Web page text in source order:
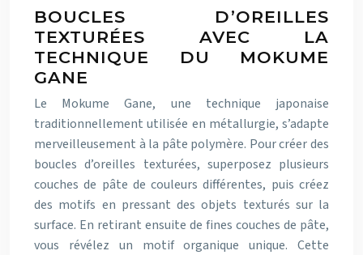
BOUCLES D’OREILLES
TEXTURÉES AVEC LA
TECHNIQUE DU MOKUME
GANE
Le Mokume Gane, une technique japonaise
traditionnellement utilisée en métallurgie, s’adapte
merveilleusement à la pâte polymère. Pour créer des
boucles d’oreilles texturées, superposez plusieurs
couches de pâte de couleurs différentes, puis créez
des motifs en pressant des objets texturés sur la
surface. En retirant ensuite de fines couches de pâte,
vous révélez un motif organique unique. Cette